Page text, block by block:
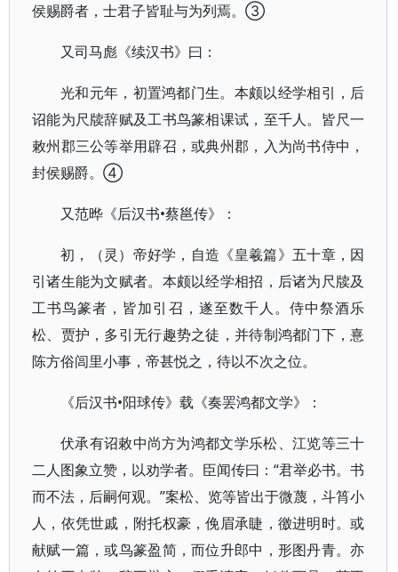
侯赐爵者，士君子皆耻与为列焉。③
又司马彪《续汉书》曰：
光和元年，初置鸿都门生。本颇以经学相引，后
诏能为尺牍辞赋及工书鸟篆相课试，至千人。皆尺一
敕州郡三公等举用辟召，或典州郡，入为尚书侍中，
封侯赐爵。④
又范晔《后汉书•蔡邕传》：
初，（灵）帝好学，自造《皇羲篇》五十章，因
引诸生能为文赋者。本颇以经学相招，后诸为尺牍及
工书鸟篆者，皆加引召，遂至数千人。侍中祭酒乐
松、贾护，多引无行趣势之徒，并待制鸿都门下，憙
陈方俗闾里小事，帝甚悦之，待以不次之位。
《后汉书•阳球传》载《奏罢鸿都文学》：
伏承有诏敕中尚方为鸿都文学乐松、江览等三十
二人图象立赞，以劝学者。臣闻传曰：“君举必书。书
而不法，后嗣何观。”案松、览等皆出于微蔑，斗筲小
人，依凭世戚，附托权豪，俛眉承睫，徼进明时。或
献赋一篇，或鸟篆盈简，而位升郎中，形图丹青。亦